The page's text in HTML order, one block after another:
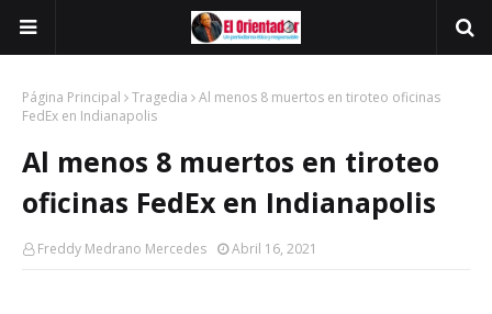
Página Principal Tragedia
Al menos 8 muertos en tiroteo oficinas
FedEx en Indianapolis
Al menos 8 muertos en tiroteo
oficinas FedEx en Indianapolis
Freddy Medrano Mercedes Abril 16, 2021